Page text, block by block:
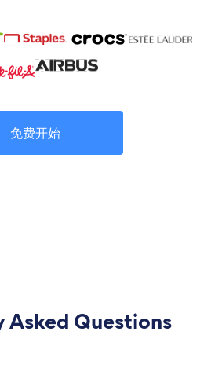
免费开始
Asked Questions